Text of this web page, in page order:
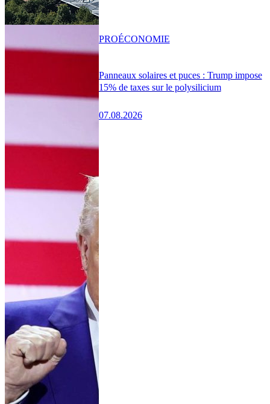
Panneaux solaires et puces : Trump impose
15% de taxes sur le polysilicium
07.08.2026
PROÉCONOMIE